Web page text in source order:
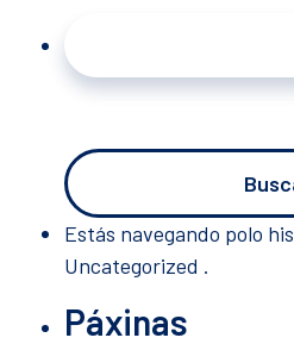
Estás navegando polo
Uncategorized .
Páxinas